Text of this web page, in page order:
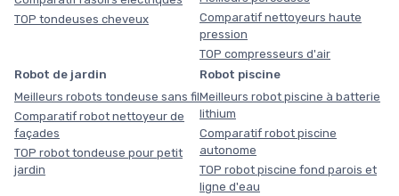
TOP tondeuses cheveux
Comparatif nettoyeurs haute
pression
TOP compresseurs d'air
Robot de jardin
Meilleurs robots tondeuse sans fil
Comparatif robot nettoyeur de
façades
TOP robot tondeuse pour petit
jardin
Robot piscine
Meilleurs robot piscine à batterie
lithium
Comparatif robot piscine
autonome
TOP robot piscine fond parois et
ligne d'eau